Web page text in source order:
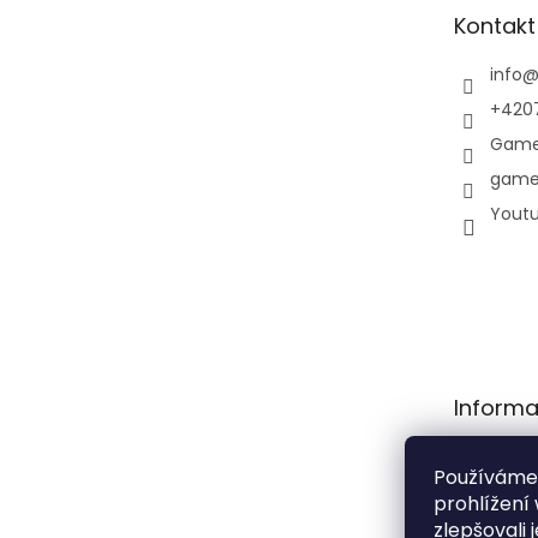
prohlížení
zlepšovali
Kontakt
info@
osobních